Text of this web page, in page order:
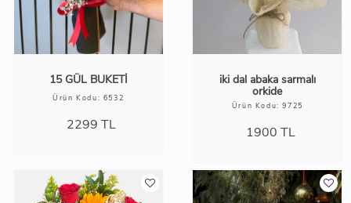
15 GÜL BUKETİ
Ürün Kodu: 6532
2299 TL
iki dal abaka sarmalı
orkide
Ürün Kodu: 9725
1900 TL